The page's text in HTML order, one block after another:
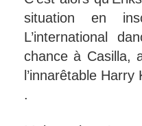
situation en
L’international
chance à Casilla,
l’innarêtable Harry
.